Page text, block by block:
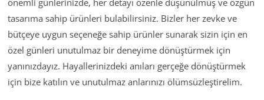
tasarıma sahip ürünleri bulabilirsiniz. Bizler her zevke ve
bütçeye uygun seçeneğe sahip ürünler sunarak sizin için en
özel günleri unutulmaz bir deneyime dönüştürmek için
yanınızdayız. Hayallerinizdeki anıları gerçeğe dönüştürmek
için bize katılın ve unutulmaz anlarınızı ölümsüzleştirelim.